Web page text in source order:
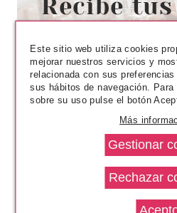
CATRICE
ULTRA
-18%
Este sitio web utiliza cookies
mejorar nuestros servicios y
relacionada con sus
sus hábitos de navegación.
sobre su uso pulse el botón
Más